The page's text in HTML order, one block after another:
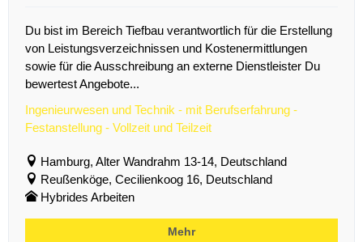
Du bist im Bereich Tiefbau verantwortlich für die Erstellung
von Leistungsverzeichnissen und Kostenermittlungen
sowie für die Ausschreibung an externe Dienstleister Du
bewertest Angebote...
Ingenieurwesen und Technik - mit Berufserfahrung -
Festanstellung - Vollzeit und Teilzeit
Hamburg, Alter Wandrahm 13-14, Deutschland
Reußenköge, Cecilienkoog 16, Deutschland
Hybrides Arbeiten
Mehr